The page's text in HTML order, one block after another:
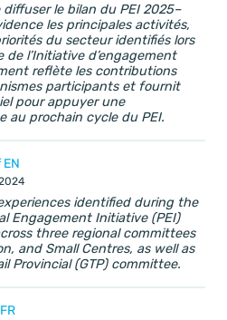
diffuser le bilan du PEI 2025–
les principales activités,
du secteur identifiés lors
l’Initiative d’engagement
reflète les contributions
participants et fournit
pour appuyer une
au prochain cycle du PEI.
identified during the
Engagement Initiative (PEI)
three regional committees
and Small Centres, as well as
Provincial (GTP) committee.